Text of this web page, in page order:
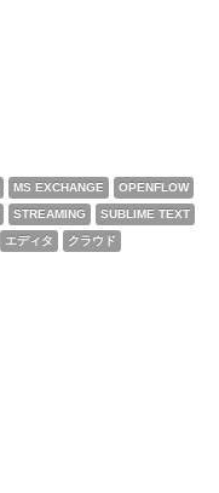
MS EXCHANGE
OPENFLOW
STREAMING
SUBLIME TEXT
エディタ
クラウド